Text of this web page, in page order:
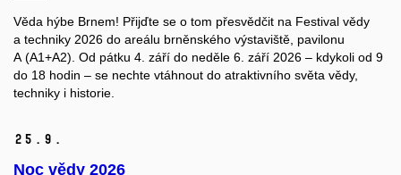
Věda hýbe Brnem! Přijďte se o tom přesvědčit na Festival vědy
a techniky 2026 do areálu brněnského výstaviště, pavilonu
A (A1+A2). Od pátku 4. září do neděle 6. září 2026 – kdykoli od 9
do 18 hodin – se nechte vtáhnout do atraktivního světa vědy,
techniky i historie.
25. 9.
Noc vědy 2026